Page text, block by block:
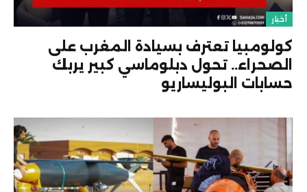
أخبار
كولومبيا تعترف بسيادة المغرب على
الصحراء.. تحول دبلوماسي كبير يربك
حسابات البوليساريو